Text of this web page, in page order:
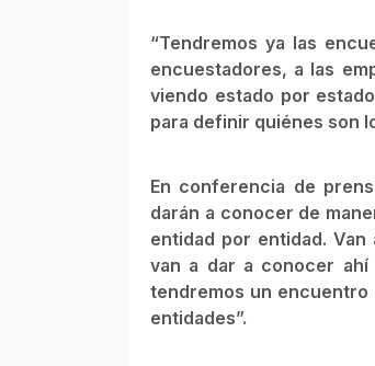
“Tendremos ya las
encuestadores, a las
viendo estado por
para definir quiénes son
En conferencia de
darán a conocer de
entidad por entidad.
van a dar a conocer
tendremos un encuentro
entidades”.